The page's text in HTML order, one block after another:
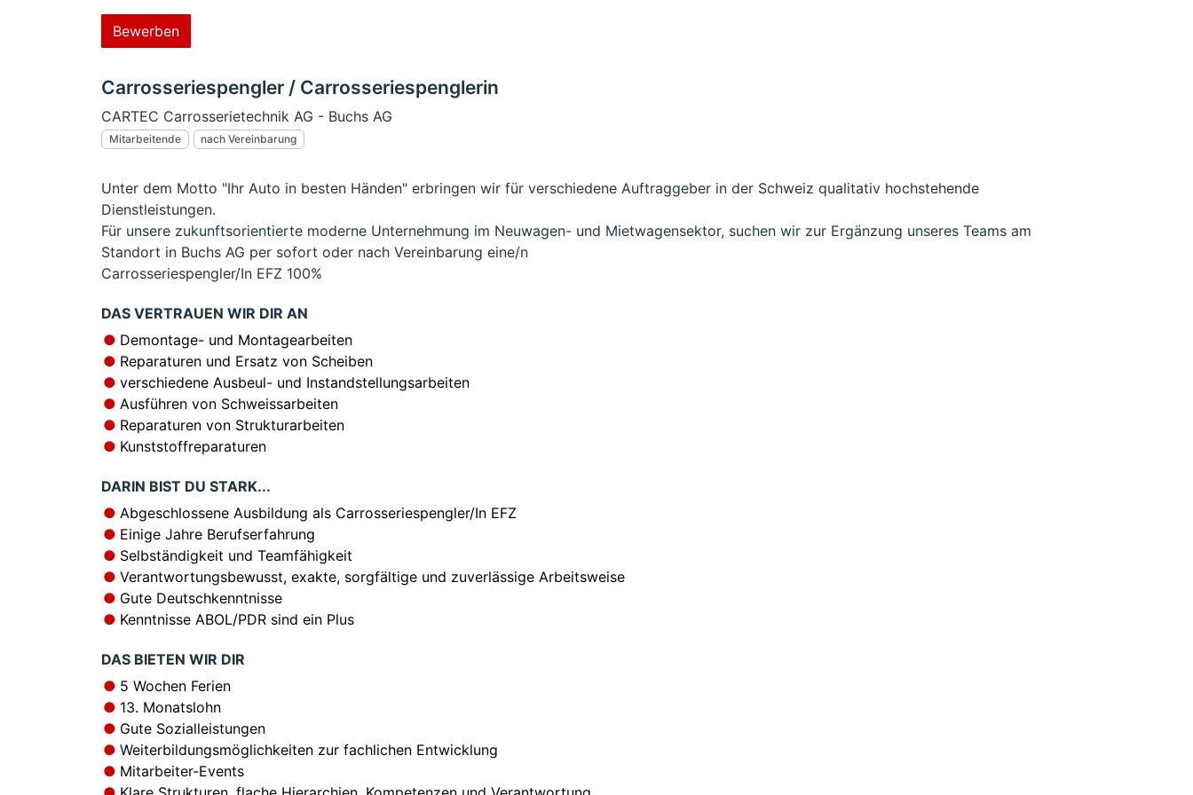
Bewerben
Carrosseriespengler / Carrosseriespenglerin
CARTEC Carrosserietechnik AG - Buchs AG
Mitarbeitende nach Vereinbarung
Unter dem Motto "Ihr Auto in besten Händen" erbringen wir für verschiedene Auftraggeber in der Schweiz qualitativ hochstehende
Dienstleistungen.
Für unsere zukunftsorientierte moderne Unternehmung im Neuwagen- und Mietwagensektor, suchen wir zur Ergänzung unseres Teams am
Standort in Buchs AG per sofort oder nach Vereinbarung eine/n
Carrosseriespengler/In EFZ 100%
DAS VERTRAUEN WIR DIR AN
Demontage- und Montagearbeiten
Reparaturen und Ersatz von Scheiben
verschiedene Ausbeul- und Instandstellungsarbeiten
Ausführen von Schweissarbeiten
Reparaturen von Strukturarbeiten
Kunststoffreparaturen
DARIN BIST DU STARK...
Abgeschlossene Ausbildung als Carrosseriespengler/In EFZ
Einige Jahre Berufserfahrung
Selbständigkeit und Teamfähigkeit
Verantwortungsbewusst, exakte, sorgfältige und zuverlässige Arbeitsweise
Gute Deutschkenntnisse
Kenntnisse ABOL/PDR sind ein Plus
DAS BIETEN WIR DIR
5 Wochen Ferien
13. Monatslohn
Gute Sozialleistungen
Weiterbildungsmöglichkeiten zur fachlichen Entwicklung
Mitarbeiter-Events